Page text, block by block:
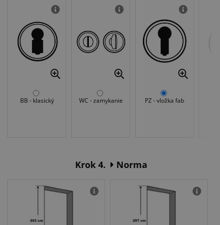
BB - klasický WC - zamykanie PZ - vložka fab
Krok 4. Norma